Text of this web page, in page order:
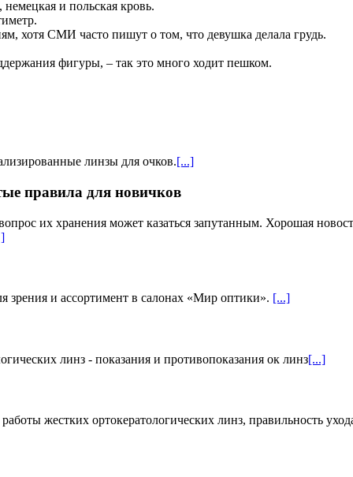
и польская кровь.
хотя СМИ часто пишут о том, что девушка делала грудь.
фигуры, – так это много ходит пешком.
линзы для очков​.[...]
правила для новичков
их хранения может казаться запутанным. Хорошая
зрения и ассортимент в салонах «Мир оптики». [...]
линз - показания и противопоказания ок линз[...]
жестких ортокератологических линз, правильность